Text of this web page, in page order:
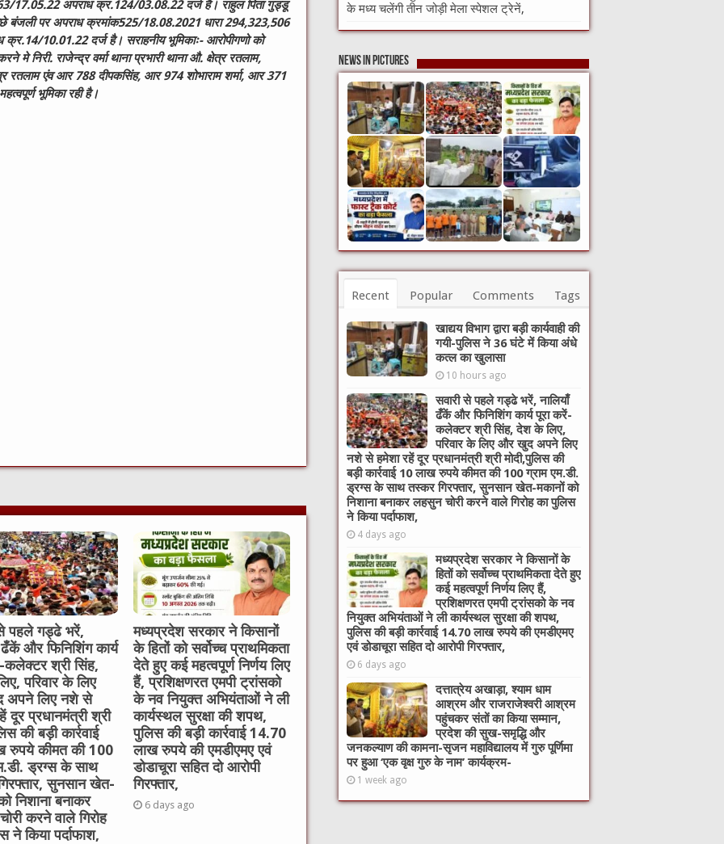
17.05.22 अपराध क्र.124/03.08.22 दर्ज है। राहुल पिता गुड्डू
बंजली पर अपराध क्रमांक525/18.08.2021 धारा294,323,506
10.01.22 दर्ज है। सराहनीय भूमिकाः- आरोपीगणो को
मे निरी. राजेन्द्र वर्मा थाना प्रभारी थाना औ. क्षेत्र रतलाम,
रतलाम एंव आर 788 दीपकसिंह, आर 974 शोभाराम शर्मा, आर 371
भूमिका रही है।
पहले गड्ढे भरें,
ढँकें और फिनिशिंग कार्य
कलेक्टर श्री सिंह,
परिवार के लिए
लिए नशे से
दूर प्रधानमंत्री श्री
की बड़ी कार्रवाई
रुपये कीमत की 100
ड्रग्स के साथ
सुनसान खेत-
निशाना बनाकर
करने वाले गिरोह
ने किया पर्दाफाश,
मध्यप्रदेश सरकार ने किसानों
के हितों को सर्वोच्च प्राथमिकता
देते हुए कई महत्वपूर्ण निर्णय लिए
हैं, प्रशिक्षणरत एमपी ट्रांसको
के नव नियुक्त अभियंताओं ने ली
कार्यस्थल सुरक्षा की शपथ,
पुलिस की बड़ी कार्रवाई 14.70
लाख रुपये की एमडीएमए एवं
डोडाचूरा सहित दो आरोपी
गिरफ्तार,
6 days ago
के मध्य चलेंगी तीन जोड़ी मेला स्पेशल ट्रेनें,
News in Pictures
Recent Popular Comments Tags
खाद्यय विभाग द्वारा बड़ी कार्यवाही की
गयी-पुलिस ने 36 घंटे में किया अंधे
कत्ल का खुलासा
10 hours ago
सवारी से पहले गड्ढे भरें, नालियाँ
ढँकें और फिनिशिंग कार्य पूरा करें-
कलेक्टर श्री सिंह, देश के लिए,
परिवार के लिए और खुद अपने लिए
नशे से हमेशा रहें दूर प्रधानमंत्री श्री मोदी,पुलिस की
बड़ी कार्रवाई 10 लाख रुपये कीमत की 100 ग्राम एम.डी.
ड्रग्स के साथ तस्कर गिरफ्तार, सुनसान खेत-मकानों को
निशाना बनाकर लहसुन चोरी करने वाले गिरोह का पुलिस
ने किया पर्दाफाश,
4 days ago
मध्यप्रदेश सरकार ने किसानों के
हितों को सर्वोच्च प्राथमिकता देते हुए
कई महत्वपूर्ण निर्णय लिए हैं,
प्रशिक्षणरत एमपी ट्रांसको के नव
नियुक्त अभियंताओं ने ली कार्यस्थल सुरक्षा की शपथ,
पुलिस की बड़ी कार्रवाई 14.70 लाख रुपये की एमडीएमए
एवं डोडाचूरा सहित दो आरोपी गिरफ्तार,
6 days ago
दत्तात्रेय अखाड़ा, श्याम धाम
आश्रम और राजराजेश्वरी आश्रम
पहुंचकर संतों का किया सम्मान,
प्रदेश की सुख-समृद्धि और
जनकल्याण की कामना-सृजन महाविद्यालय में गुरु पूर्णिमा
पर हुआ ‘एक वृक्ष गुरु के नाम’ कार्यक्रम-
1 week ago